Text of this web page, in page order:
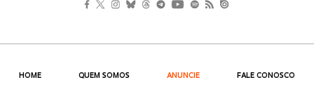
HOME QUEM SOMOS ANUNCIE FALE CONOSCO